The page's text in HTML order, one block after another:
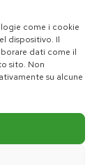
come i cookie
dispositivo. Il
dati come il
sito. Non
su alcune